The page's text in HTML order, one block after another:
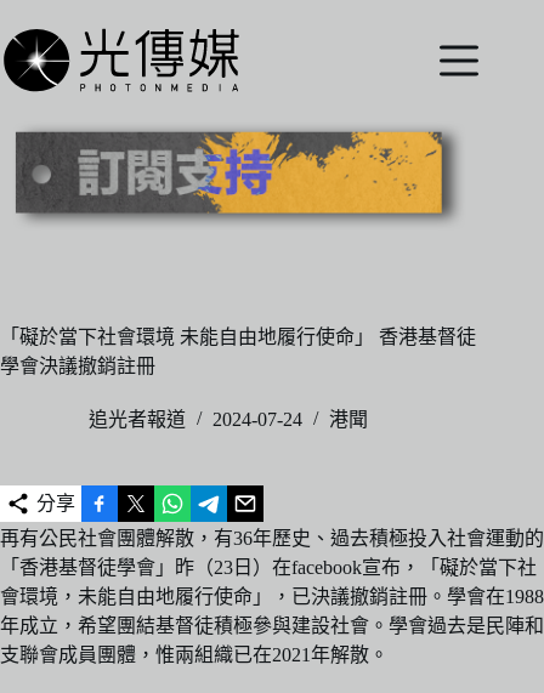
至
主
內
「礙於當下社會環境 未能自由地履行使命」 香港基督徒
學會決議撤銷註冊
追光者報道 2024-07-24 港聞
分享
再有公民社會團體解散，有36年歷史、過去積極投入社會運動的
「香港基督徒學會」昨（23日）在facebook宣布，「礙於當下社
會環境，未能自由地履行使命」，已決議撤銷註冊。學會在1988
年成立，希望團結基督徒積極參與建設社會。學會過去是民陣和
支聯會成員團體，惟兩組織已在2021年解散。